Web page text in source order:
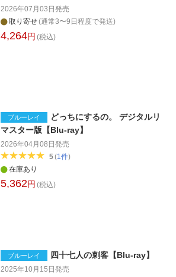
2026年07月03日発売
取り寄せ(通常3〜9日程度で発送)
4,264円 (税込)
ブルーレイ
どっちにするの。 デジタルリ
マスター版【Blu-ray】
2026年04月08日 発売
5(1件)
在庫あり
5,362円 (税込)
ブルーレイ 四十七人の刺客【Blu-ray】
2025年10月15日 発売